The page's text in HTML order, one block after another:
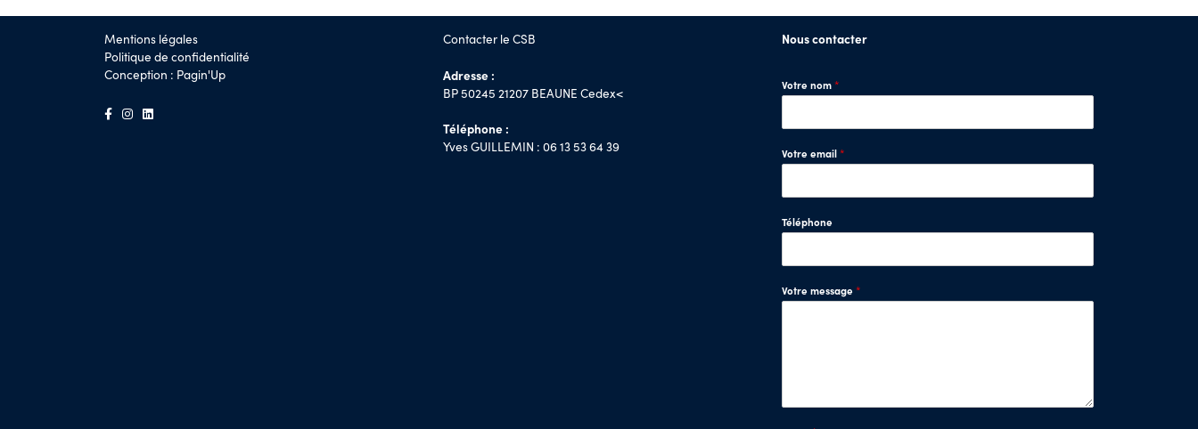
Mentions légales
Politique de confidentialité
Conception : Pagin'Up
Contacter le CSB
Adresse :
BP 50245 21207 BEAUNE Cedex<
Téléphone :
Yves GUILLEMIN : 06 13 53 64 39
Nous contacter
Votre nom *
Votre email *
Téléphone
Votre message *